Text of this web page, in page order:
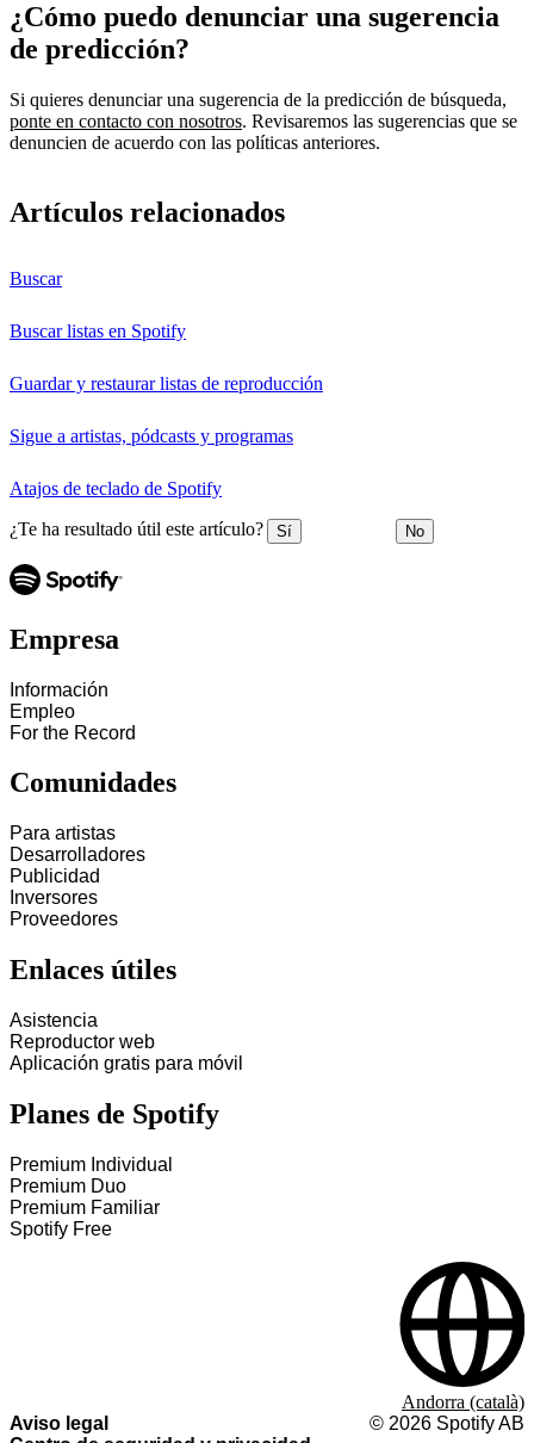
¿Cómo puedo denunciar una sugerencia
de predicción?
Si quieres denunciar una sugerencia de la predicción de búsqueda,
ponte en contacto con nosotros. Revisaremos las sugerencias que se
denuncien de acuerdo con las políticas anteriores.
Artículos relacionados
Buscar
Buscar listas en Spotify
Guardar y restaurar listas de reproducción
Sigue a artistas, pódcasts y programas
Atajos de teclado de Spotify
¿Te ha resultado útil este artículo? Sí No
Empresa
Información
Empleo
For the Record
Comunidades
Para artistas
Desarrolladores
Publicidad
Inversores
Proveedores
Enlaces útiles
Asistencia
Reproductor web
Aplicación gratis para móvil
Planes de Spotify
Premium Individual
Premium Duo
Premium Familiar
Spotify Free
Aviso legal
© 2026 Spotify AB
Andorra (català)